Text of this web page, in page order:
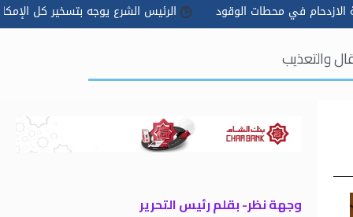
الوقود الرئيس الشرع يوجه بتسخير كل الإمكانات للتعامل
والتعذيب
وجهة نظر- بقلم رئيس التحرير